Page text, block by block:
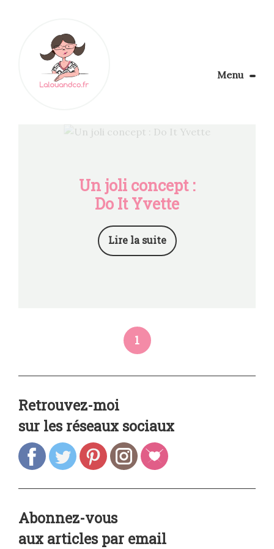
Menu
Apprendre la couture
Un joli concept :
Do It Yvette
Lire la suite
1
Retrouvez-moi
sur les réseaux sociaux
Abonnez-vous
aux articles par email